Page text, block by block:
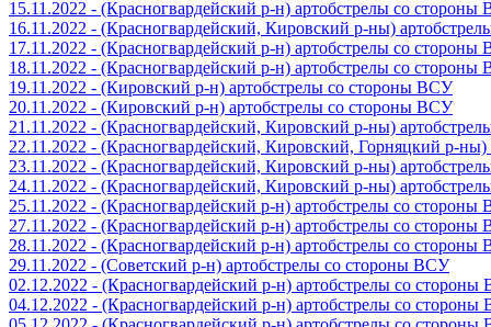
15.11.2022 - (Красногвардейский р-н) артобстрелы со стороны
16.11.2022 - (Красногвардейский, Кировский р-ны)
17.11.2022 - (Красногвардейский р-н) артобстрелы со стороны
18.11.2022 - (Красногвардейский р-н) артобстрелы со стороны
19.11.2022 - (Кировский р-н) артобстрелы со стороны ВСУ
20.11.2022 - (Кировский р-н) артобстрелы со стороны ВСУ
21.11.2022 - (Красногвардейский, Кировский р-ны)
22.11.2022 - (Красногвардейский, Кировский, Горняцкий р-
23.11.2022 - (Красногвардейский, Кировский р-ны)
24.11.2022 - (Красногвардейский, Кировский р-ны)
25.11.2022 - (Красногвардейский р-н) артобстрелы со стороны
27.11.2022 - (Красногвардейский р-н) артобстрелы со стороны
28.11.2022 - (Красногвардейский р-н) артобстрелы со стороны
29.11.2022 - (Советский р-н) артобстрелы со стороны ВСУ
02.12.2022 - (Красногвардейский р-н) артобстрелы со
04.12.2022 - (Красногвардейский р-н) артобстрелы со